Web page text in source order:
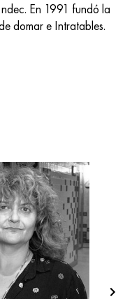
En 1991 fundó la
domar e Intratables.